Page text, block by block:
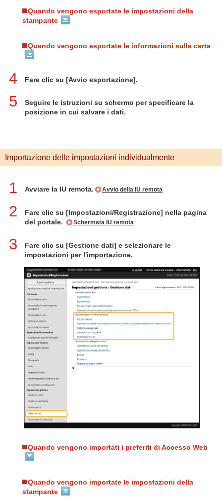
Quando vengono esportate le impostazioni della
stampante
Quando vengono esportate le informazioni sulla carta
4 Fare clic su [Avvio esportazione].
5
Seguire le istruzioni su schermo per specificare la
posizione in cui salvare i dati.
Importazione delle impostazioni individualmente
1 Avviare la IU remota. Avvio della IU remota
2
Fare clic su [Impostazioni/Registrazione] nella pagina
del portale.
Schermata IU remota
3
Fare clic su [Gestione dati] e selezionare le
impostazioni per l'importazione.
Quando vengono importati i preferiti di Accesso Web
Quando vengono importate le impostazioni della
stampante